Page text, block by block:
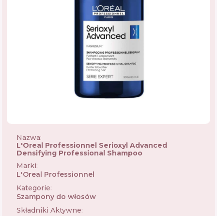
Nazwa:
L'Oreal Professionnel Serioxyl Advanced
Densifying Professional Shampoo
Marki:
L'Oreal Professionnel
Kategorie:
Szampony do włosów
Składniki Aktywne: